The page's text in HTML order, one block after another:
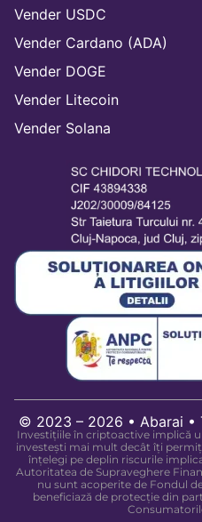
Vender USDC
Vender Cardano (ADA)
Vender DOGE
Vender Litecoin
Vender Solana
© 2023 – 2026 • Abarai •
Investițiile în criptoactive implică
investești mai mult decât îți
înțelegi pe deplin riscurile
Autoritatea de Supraveghere
nu sunt acoperite de Fondul
beneficiază de protecție din